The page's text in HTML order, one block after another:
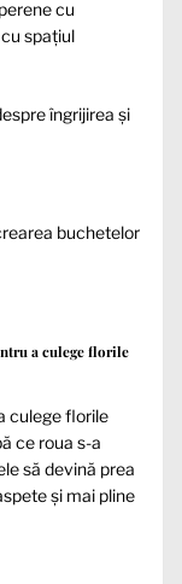
cu
spațiul
îngrijirea și
buchetelor
a culege florile
culege florile
ce roua s-a
să devină prea
și mai pline